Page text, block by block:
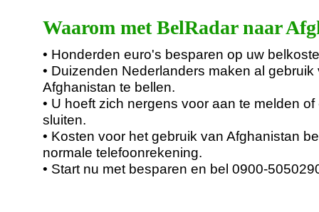
Waarom met BelRadar naar
• Honderden euro's besparen op uw
• Duizenden Nederlanders maken al
Afghanistan te bellen.
• U hoeft zich nergens voor aan te melden
sluiten.
• Kosten voor het gebruik van Afghanistan
normale telefoonrekening.
• Start nu met besparen en bel 0900-